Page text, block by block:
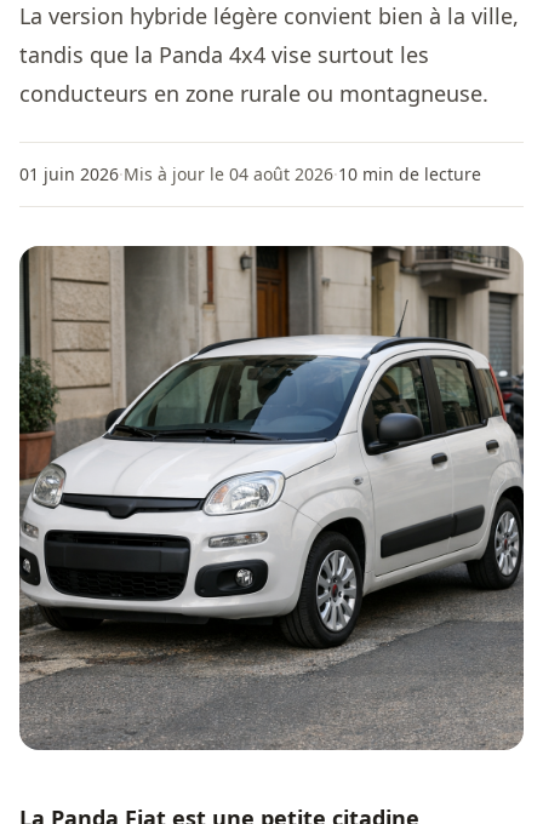
La version hybride légère convient bien à la ville,
tandis que la Panda 4x4 vise surtout les
conducteurs en zone rurale ou montagneuse.
01 juin 2026·Mis à jour le 04 août 2026·10 min de lecture
La Panda Fiat est une petite citadine